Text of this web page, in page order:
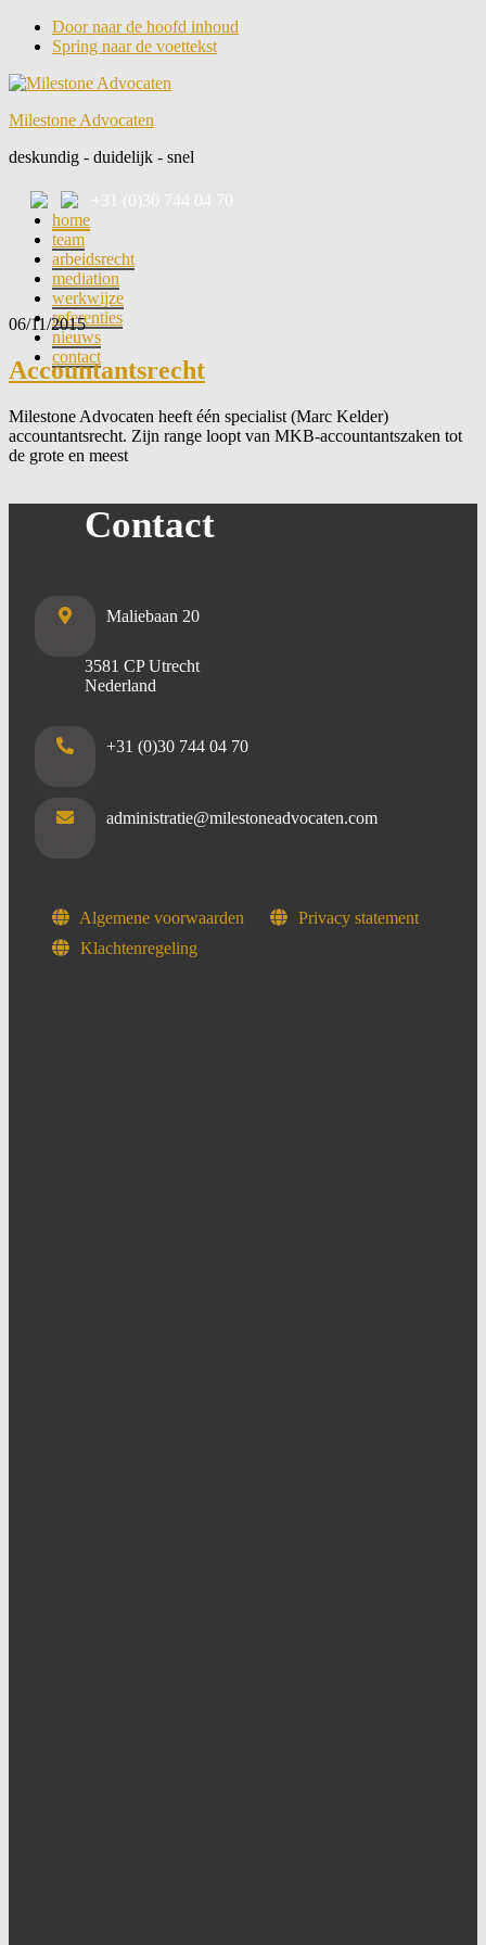
Door naar de hoofd inhoud
Spring naar de voettekst
Milestone Advocaten
deskundig - duidelijk - snel
+31 (0)30 744 04 70
home
team
arbeidsrecht
mediation
werkwijze
referenties
nieuws
contact
06/11/2015
Accountantsrecht
Milestone Advocaten heeft één specialist (Marc Kelder)
accountantsrecht. Zijn range loopt van MKB-accountantszaken tot
de grote en meest
Contact
Maliebaan 20
3581 CP Utrecht
Nederland
+31 (0)30 744 04 70
administratie@milestoneadvocaten.com
Algemene voorwaarden
Privacy statement
Klachtenregeling